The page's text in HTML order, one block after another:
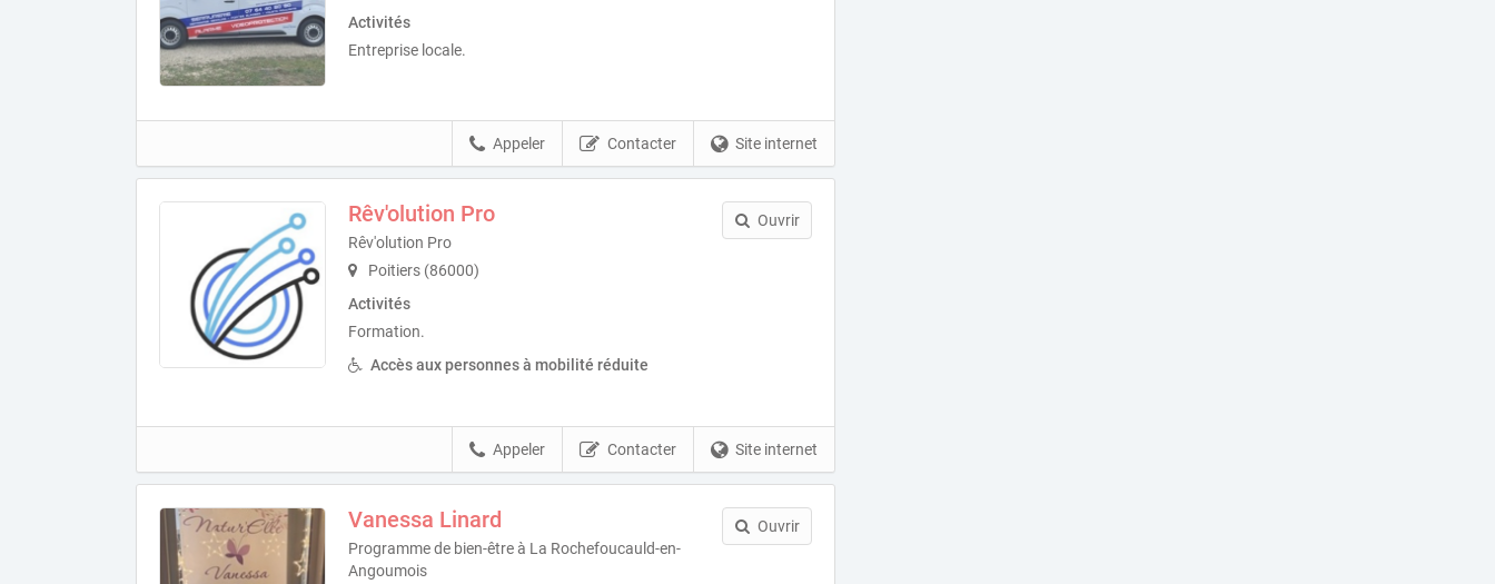
Activités
Entreprise locale.
Site internet
Contacter
Appeler
Rêv'olution Pro
Rêv'olution Pro
Poitiers (86000)
Activités
Formation.
Accès aux personnes à mobilité réduite
Ouvrir
Site internet
Contacter
Appeler
Vanessa Linard
Programme de bien-être à La Rochefoucauld-en-
Angoumois
Ouvrir